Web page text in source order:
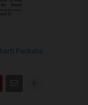
Pariksha